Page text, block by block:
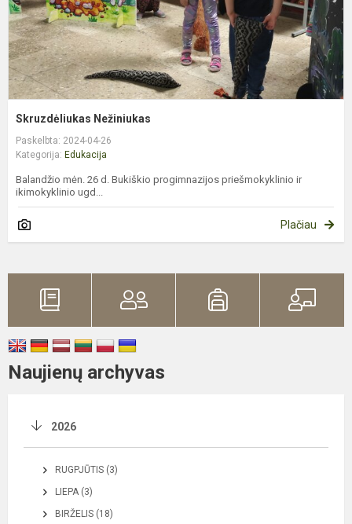
Skruzdėliukas Nežiniukas
Paskelbta: 2024-04-26
Kategorija: Edukacija
Balandžio mėn. 26 d. Bukiškio progimnazijos priešmokyklinio ir
ikimokyklinio ugd...
Plačiau
Naujienų archyvas
2026
RUGPJŪTIS (3)
LIEPA (3)
BIRŽELIS (18)